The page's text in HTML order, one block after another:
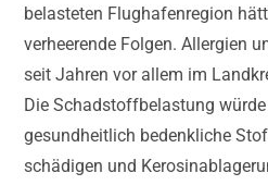
belasteten Flughafenregion
verheerende Folgen. Allergien
seit Jahren vor allem im
Die Schadstoffbelastung
gesundheitlich bedenkliche
schädigen und